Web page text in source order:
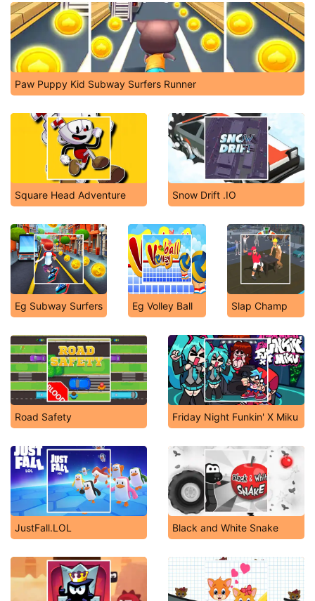
Paw Puppy Kid Subway Surfers Runner
Square Head Adventure Snow Drift .IO
Eg Subway Surfers Eg Volley Ball Slap Champ
Road Safety Friday Night Funkin' X Miku
JustFall.LOL Black and White Snake